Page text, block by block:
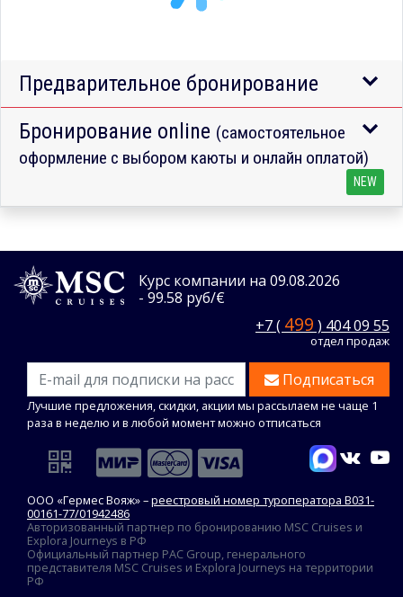
Предварительное бронирование
Бронирование online (самостоятельное
оформление с выбором каюты и онлайн оплатой)
NEW
Курс компании на 09.08.2026
- 99.58 руб/€
+7 ( 499 ) 404 09 55
отдел продаж
Подписаться
Лучшие предложения, скидки, акции мы рассылаем не чаще 1
раза в неделю и в любой момент можно отписаться
ООО «Гермес Вояж» –реестровый номер туроператора В031-
00161-77/01942486
Авторизованный партнер по бронированию MSC Cruises и
Explora Journeys в РФ
Официальный партнер PAC Group, генерального
представителя MSC Cruises и Explora Journeys на территории
РФ